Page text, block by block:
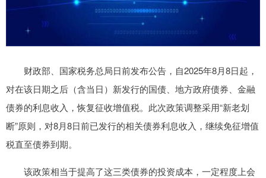
财政部、国家税务总局日前发布公告，自2025年8月8日起，
对在该日期之后（含当日）新发行的国债、地方政府债券、金融
债券的利息收入，恢复征收增值税。此次政策调整采用“新老划
断”原则，对8月8日前已发行的相关债券利息收入，继续免征增值
税直至债券到期。
该政策相当于提高了这三类债券的投资成本，一定程度上会